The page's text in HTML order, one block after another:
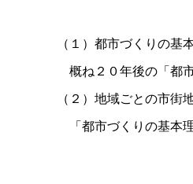
（１）都市づくりの基
概ね２０年後の「都
（２）地域ごとの市街
「都市づくりの基本